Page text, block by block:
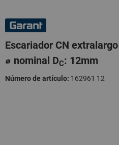
EAN/GTIN,
Escariador CN
⌀ nominal DC: 12mm
Número de artículo: 162961 12